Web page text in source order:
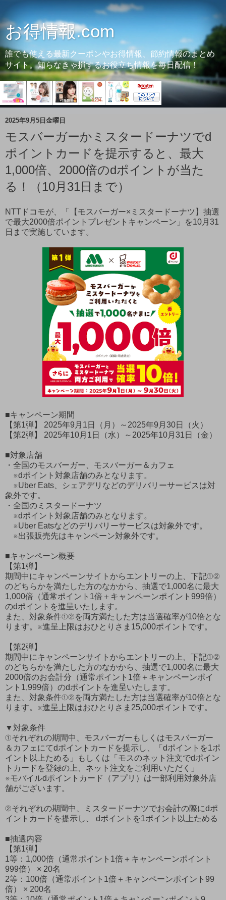
お得情報.com
誰でも使える最新クーポンやお得情報、節約情報のまとめ
サイト。知らなきゃ損するお役立ち情報を毎日配信！
2025年9月5日金曜日
モスバーガーかミスタードーナツでd
ポイントカードを提示すると、最大
1,000倍、2000倍のdポイントが当た
る！（10月31日まで）
NTTドコモが、「【モスバーガー×ミスタードーナツ】抽選
で最大2000倍ポイントプレゼントキャンペーン」を10月31
日まで実施しています。
■キャンペーン期間
【第1弾】 2025年9月1日（月）～2025年9月30日（火）
【第2弾】 2025年10月1日（水）～2025年10月31日（金）
■対象店舗
・全国のモスバーガー、モスバーガー＆カフェ
※dポイント対象店舗のみとなります。
※Uber Eats、シェアデリなどのデリバリーサービスは対
象外です。
・全国のミスタードーナツ
※dポイント対象店舗のみとなります。
※Uber Eatsなどのデリバリーサービスは対象外です。
※出張販売先はキャンペーン対象外です。
■キャンペーン概要
【第1弾】
期間中にキャンペーンサイトからエントリーの上、下記①②
のどちらかを満たした方のなかから、抽選で1,000名に最大
1,000倍（通常ポイント1倍＋キャンペーンポイント999倍）
のdポイントを進呈いたします。
また、対象条件①②を両方満たした方は当選確率が10倍とな
ります。※進呈上限はおひとりさま15,000ポイントです。
【第2弾】
期間中にキャンペーンサイトからエントリーの上、下記①②
のどちらかを満たした方のなかから、抽選で1,000名に最大
2000倍のお会計分（通常ポイント1倍＋キャンペーンポイ
ント1,999倍）のdポイントを進呈いたします。
また、対象条件①②を両方満たした方は当選確率が10倍とな
ります。※進呈上限はおひとりさま25,000ポイントです。
▼対象条件
①それぞれの期間中、モスバーガーもしくはモスバーガー
＆カフェにてdポイントカードを提示し、「dポイントを1ポ
イント以上ためる」もしくは「モスのネット注文でdポイン
トカードを登録の上、ネット注文をご利用いただく」
※モバイルdポイントカード（アプリ）は一部利用対象外店
舗がございます。
②それぞれの期間中、ミスタードーナツでお会計の際にdポ
イントカードを提示し、 dポイントを1ポイント以上ためる
■抽選内容
【第1弾】
1等：1,000倍（通常ポイント1倍＋キャンペーンポイント
999倍） × 20名
2等：100倍（通常ポイント1倍＋キャンペーンポイント99
倍） × 200名